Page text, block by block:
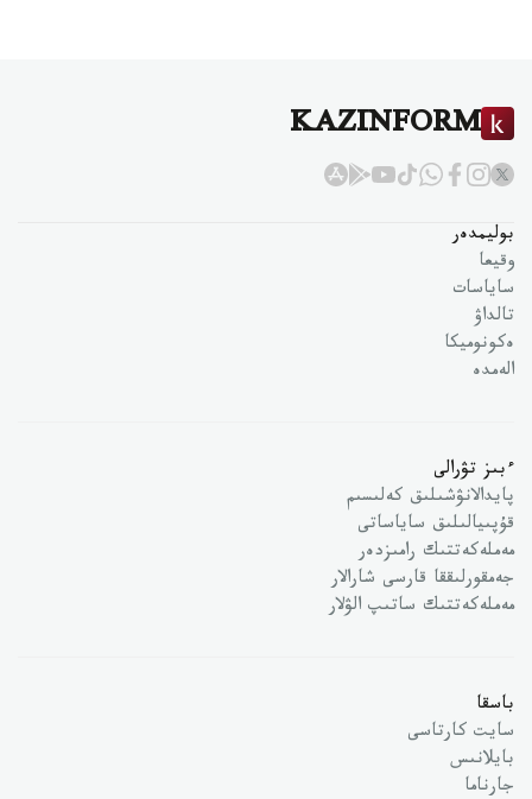
KAZINFORM
بوليمدەر
وقيعا
ساياسات
تالداۋ
ەكونوميكا
الەمدە
ءبىز تۋرالى
پايدالانۋشىلىق كەلىسىم
قۇپىيالىلىق ساياساتى
مەملەكەتتىك رامىزدەر
جەمقورلىققا قارسى شارالار
مەملەكەتتىك ساتىپ الۋلار
باسقا
سايت كارتاسى
بايلانىس
جارناما